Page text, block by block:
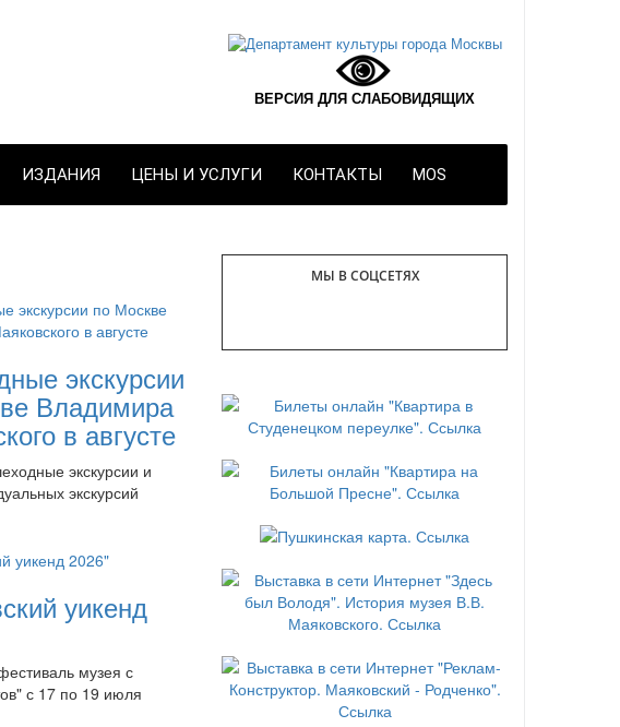
ВЕРСИЯ ДЛЯ СЛАБОВИДЯЩИХ
ИЗДАНИЯ ЦЕНЫ И УСЛУГИ КОНТАКТЫ MOS
экскурсии
Владимира
в августе
экскурсии и
экскурсий
уикенд
музея с
с 17 по 19 июля
МЫ В СОЦСЕТЯХ